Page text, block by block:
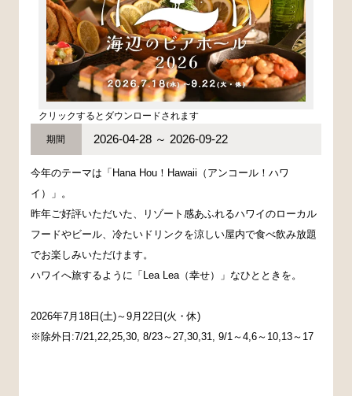
クリックするとダウンロードされます
期間 2026-04-28 ～ 2026-09-22
今年のテーマは「Hana Hou！Hawaii（アンコール！ハワ
イ）」。
昨年ご好評いただいた、リゾート感あふれるハワイのローカル
フードやビール、冷たいドリンクを涼しい屋内で食べ飲み放題
でお楽しみいただけます。
ハワイへ旅するように「Lea Lea（幸せ）」なひとときを。
2026年7月18日(土)～9月22日(火・休)
※除外日:7/21,22,25,30, 8/23～27,30,31, 9/1～4,6～10,13～17